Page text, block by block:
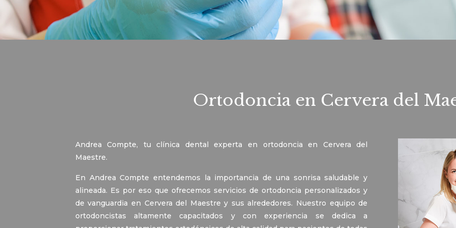
Ortodoncia en Cervera del
Andrea Compte, tu clínica dental experta en ortodoncia en Cervera del
Maestre.
En Andrea Compte entendemos la importancia de una sonrisa saludable y
alineada. Es por eso que ofrecemos servicios de ortodoncia personalizados y
de vanguardia en Cervera del Maestre y sus alrededores. Nuestro equipo de
ortodoncistas altamente capacitados y con experiencia se dedica a